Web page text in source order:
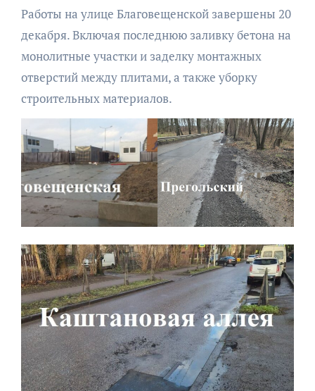
Работы на улице Благовещенской завершены 20
декабря. Включая последнюю заливку бетона на
монолитные участки и заделку монтажных
отверстий между плитами, а также уборку
строительных материалов.